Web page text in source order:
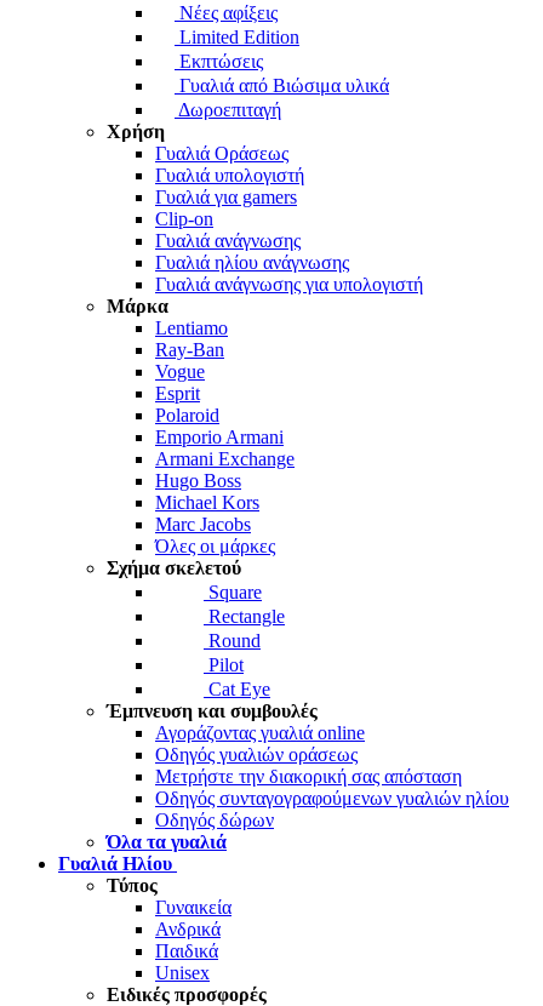
Νέες αφίξεις
Limited Edition
Εκπτώσεις
Γυαλιά από Βιώσιμα υλικά
Δωροεπιταγή
Χρήση
Γυαλιά Οράσεως
Γυαλιά υπολογιστή
Γυαλιά για gamers
Clip-on
Γυαλιά ανάγνωσης
Γυαλιά ηλίου ανάγνωσης
Γυαλιά ανάγνωσης για υπολογιστή
Μάρκα
Lentiamo
Ray-Ban
Vogue
Esprit
Polaroid
Emporio Armani
Armani Exchange
Hugo Boss
Michael Kors
Marc Jacobs
Όλες οι μάρκες
Σχήμα σκελετού
Square
Rectangle
Round
Pilot
Cat Eye
Έμπνευση και συμβουλές
Αγοράζοντας γυαλιά online
Οδηγός γυαλιών οράσεως
Μετρήστε την διακορική σας απόσταση
Οδηγός συνταγογραφούμενων γυαλιών ηλίου
Οδηγός δώρων
Όλα τα γυαλιά
Γυαλιά Ηλίου
Τύπος
Γυναικεία
Ανδρικά
Παιδικά
Unisex
Ειδικές προσφορές